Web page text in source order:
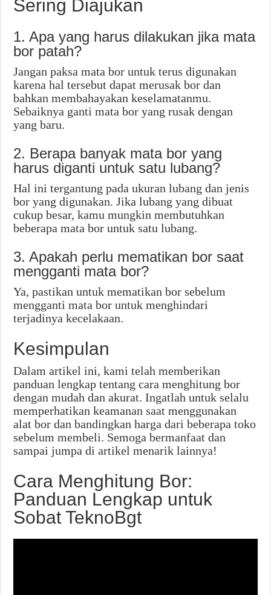
Sering Diajukan
1. Apa yang harus dilakukan jika mata
bor patah?
Jangan paksa mata bor untuk terus digunakan
karena hal tersebut dapat merusak bor dan
bahkan membahayakan keselamatanmu.
Sebaiknya ganti mata bor yang rusak dengan
yang baru.
2. Berapa banyak mata bor yang
harus diganti untuk satu lubang?
Hal ini tergantung pada ukuran lubang dan jenis
bor yang digunakan. Jika lubang yang dibuat
cukup besar, kamu mungkin membutuhkan
beberapa mata bor untuk satu lubang.
3. Apakah perlu mematikan bor saat
mengganti mata bor?
Ya, pastikan untuk mematikan bor sebelum
mengganti mata bor untuk menghindari
terjadinya kecelakaan.
Kesimpulan
Dalam artikel ini, kami telah memberikan
panduan lengkap tentang cara menghitung bor
dengan mudah dan akurat. Ingatlah untuk selalu
memperhatikan keamanan saat menggunakan
alat bor dan bandingkan harga dari beberapa toko
sebelum membeli. Semoga bermanfaat dan
sampai jumpa di artikel menarik lainnya!
Cara Menghitung Bor:
Panduan Lengkap untuk
Sobat TeknoBgt